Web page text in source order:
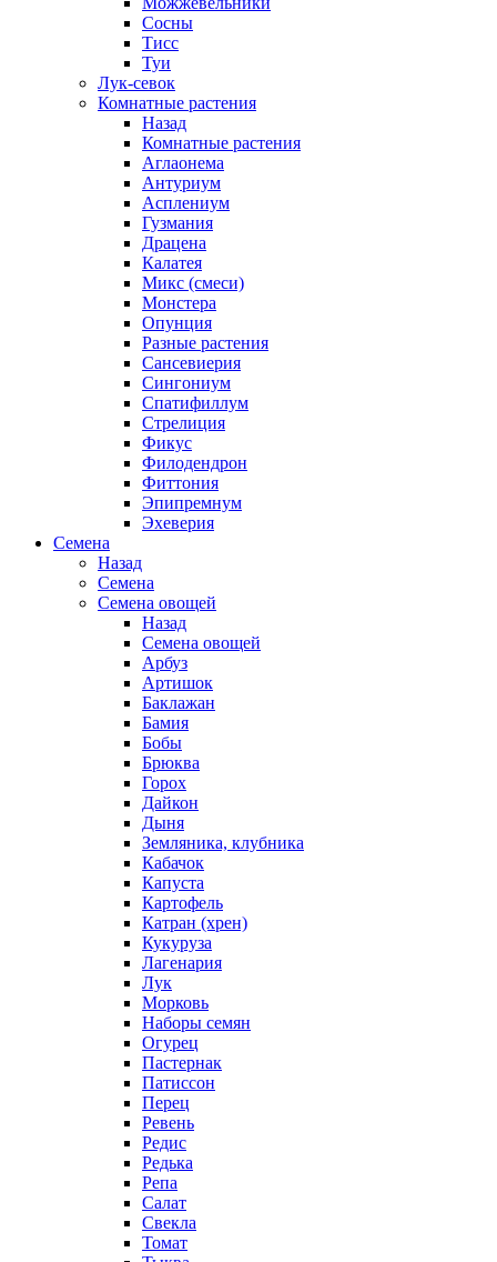
Сосны
Тисс
Туи
Лук-севок
Комнатные растения
Назад
Комнатные растения
Аглаонема
Антуриум
Асплениум
Гузмания
Драцена
Калатея
Микс (смеси)
Монстера
Опунция
Разные растения
Сансевиерия
Сингониум
Спатифиллум
Стрелиция
Фикус
Филодендрон
Фиттония
Эпипремнум
Эхеверия
Семена
Назад
Семена
Семена овощей
Назад
Семена овощей
Арбуз
Артишок
Баклажан
Бамия
Бобы
Брюква
Горох
Дайкон
Дыня
Земляника, клубника
Кабачок
Капуста
Картофель
Катран (хрен)
Кукуруза
Лагенария
Лук
Морковь
Наборы семян
Огурец
Пастернак
Патиссон
Перец
Ревень
Редис
Редька
Репа
Салат
Свекла
Томат